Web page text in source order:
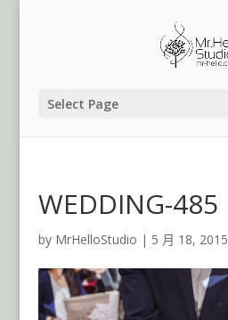
Select Page
WEDDING-485
by MrHelloStudio | 5 月 18, 2015